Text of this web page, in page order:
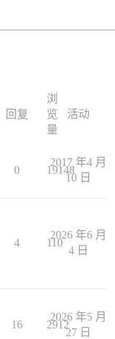
回复
浏
览
量
活动
0 19148
2017 年4 月
10 日
4 110
2026 年6 月
4 日
16 2912
2026 年5 月
27 日